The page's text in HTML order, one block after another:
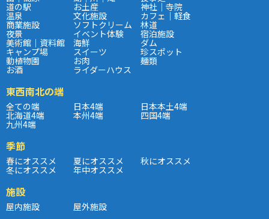
道の駅 お土産 神社｜寺院
温泉 文化施設 カフェ｜軽食
商業施設 ソフトクリーム 林道
夜景 イベント体験 宿泊施設
美術館｜資料館 海鮮 ダム
キャンプ場 スイーツ 珍スポット
動植物園 お肉 麺類
お酒 ライダーハウス
東西南北の端
全ての端 日本4端 日本本土4端
北海道4端 本州4端 四国4端
九州4端
季節
春にオススメ 夏にオススメ 秋にオススメ
冬にオススメ 年中オススメ
施設
屋内施設 屋外施設